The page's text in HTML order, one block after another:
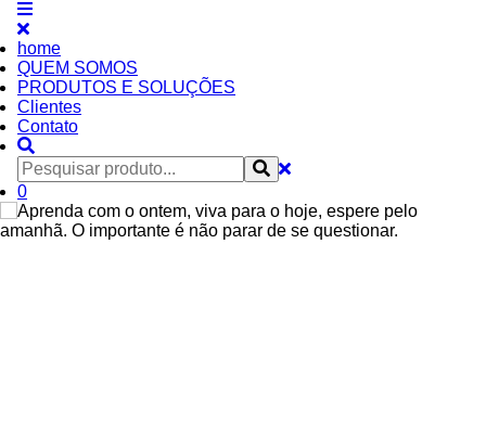
home
QUEM SOMOS
PRODUTOS E SOLUÇÕES
Clientes
Contato
0